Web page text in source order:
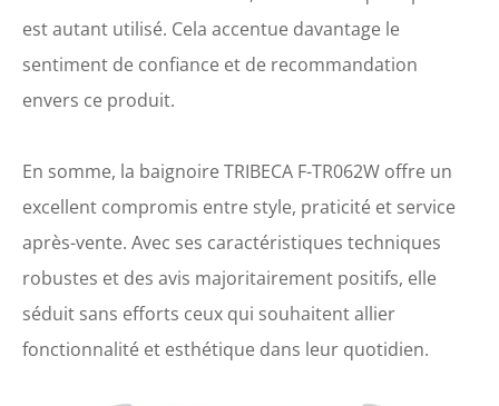
est autant utilisé. Cela accentue davantage le
sentiment de confiance et de recommandation
envers ce produit.
En somme, la baignoire TRIBECA F-TR062W offre un
excellent compromis entre style, praticité et service
après-vente. Avec ses caractéristiques techniques
robustes et des avis majoritairement positifs, elle
séduit sans efforts ceux qui souhaitent allier
fonctionnalité et esthétique dans leur quotidien.